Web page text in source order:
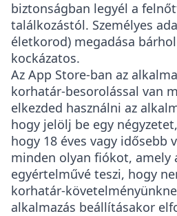
biztonságban legyél a
találkozástól. Személyes
életkorod) megadása
kockázatos.
Az App Store-ban az
korhatár-besorolással van
elkezded használni az
hogy jelölj be egy
hogy 18 éves vagy idősebb
minden olyan fiókot, amely
egyértelművé teszi, hogy
korhatár-
alkalmazás beállításakor